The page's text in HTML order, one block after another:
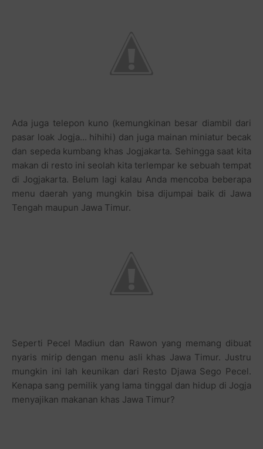
Ada juga telepon kuno (kemungkinan besar diambil dari
pasar loak Jogja... hihihi) dan juga mainan miniatur becak
dan sepeda kumbang khas Jogjakarta. Sehingga saat kita
makan di resto ini seolah kita terlempar ke sebuah tempat
di Jogjakarta. Belum lagi kalau Anda mencoba beberapa
menu daerah yang mungkin bisa dijumpai baik di Jawa
Tengah maupun Jawa Timur.
Seperti Pecel Madiun dan Rawon yang memang dibuat
nyaris mirip dengan menu asli khas Jawa Timur. Justru
mungkin ini lah keunikan dari Resto Djawa Sego Pecel.
Kenapa sang pemilik yang lama tinggal dan hidup di Jogja
menyajikan makanan khas Jawa Timur?